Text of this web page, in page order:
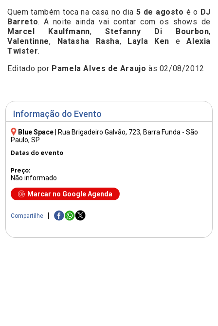
Informação do Evento
Blue Space Rua Brigadeiro Galvão, 723, Barra Funda - São
Paulo, SP
Datas do evento
Preço:
Não informado
Marcar no Google Agenda
Compartilhe
Quem também toca na casa no dia5 de agosto é o DJ
Barreto. A noite ainda vai contar com os shows de
Marcel Kaulfmann,Stefanny Di Bourbon,
Valentinne, Natasha Rasha, Layla Ken eAlexia
Twister.
Editado por Pamela Alves de Araujo às 02/08/2012